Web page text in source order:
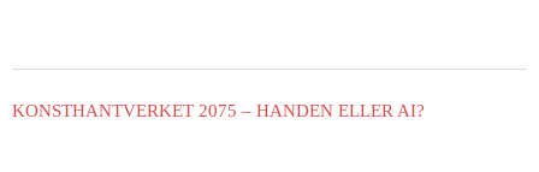
KONSTHANTVERKET 2075 – HANDEN ELLER AI?